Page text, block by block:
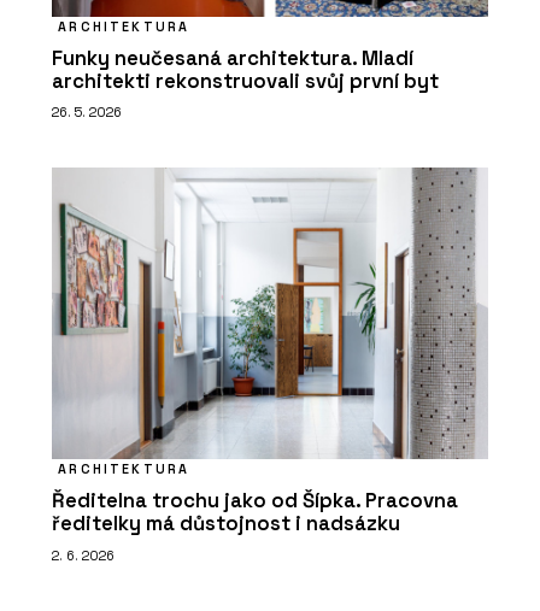
ARCHITEKTURA
Funky neučesaná architektura. Mladí
architekti rekonstruovali svůj první byt
26. 5. 2026
ARCHITEKTURA
Ředitelna trochu jako od Šípka. Pracovna
ředitelky má důstojnost i nadsázku
2. 6. 2026